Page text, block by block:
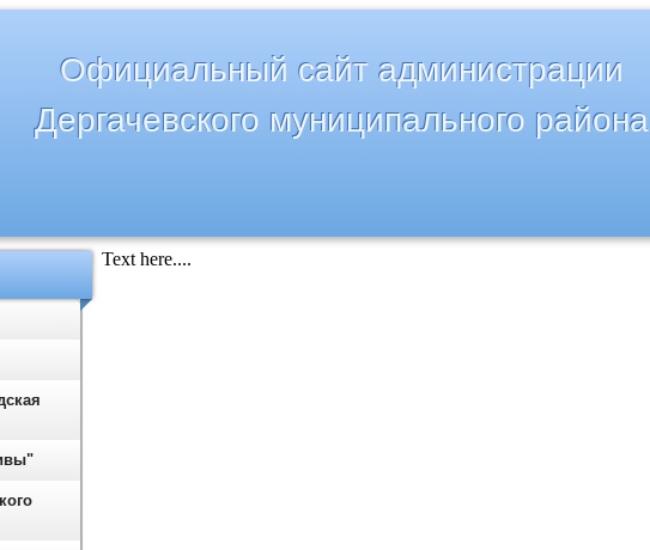
Официальный сайт администрации
Дергачевского муниципального района
Text here....